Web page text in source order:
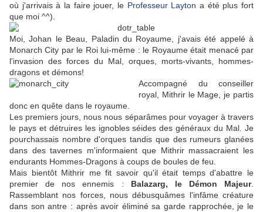
où j'arrivais à la faire jouer, le Professeur Layton a été plus fort
que moi ^^).
Moi, Johan le Beau, Paladin du Royaume, j'avais été appelé à
Monarch City par le Roi lui-même : le Royaume était menacé par
l'invasion des forces du Mal, orques, morts-vivants, hommes-
dragons et démons!
Accompagné du conseiller
royal, Mithrir le Mage, je partis
donc en quête dans le royaume.
Les premiers jours, nous nous séparâmes pour voyager à travers
le pays et détruires les ignobles séides des généraux du Mal. Je
pourchassais nombre d'orques tandis que des rumeurs glanées
dans des tavernes m'informaient que Mithrir massacraient les
endurants Hommes-Dragons à coups de boules de feu.
Mais bientôt Mithrir me fit savoir qu'il était temps d'abattre le
premier de nos ennemis : Balazarg, le Démon Majeur.
Rassemblant nos forces, nous débusquâmes l'infâme créature
dans son antre : après avoir éliminé sa garde rapprochée, je le